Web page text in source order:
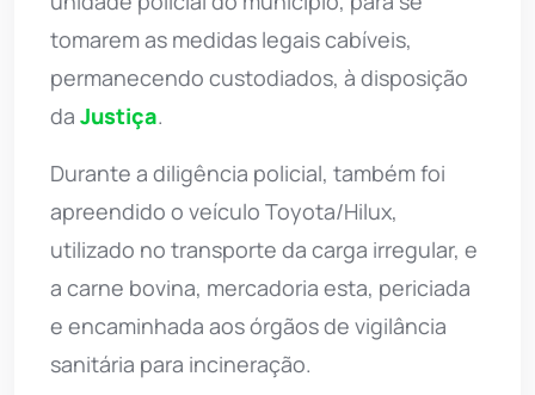
tomarem as medidas legais cabíveis,
permanecendo custodiados, à disposição
da Justiça.
Durante a diligência policial, também foi
apreendido o veículo Toyota/Hilux,
utilizado no transporte da carga irregular, e
a carne bovina, mercadoria esta, periciada
e encaminhada aos órgãos de vigilância
sanitária para incineração.